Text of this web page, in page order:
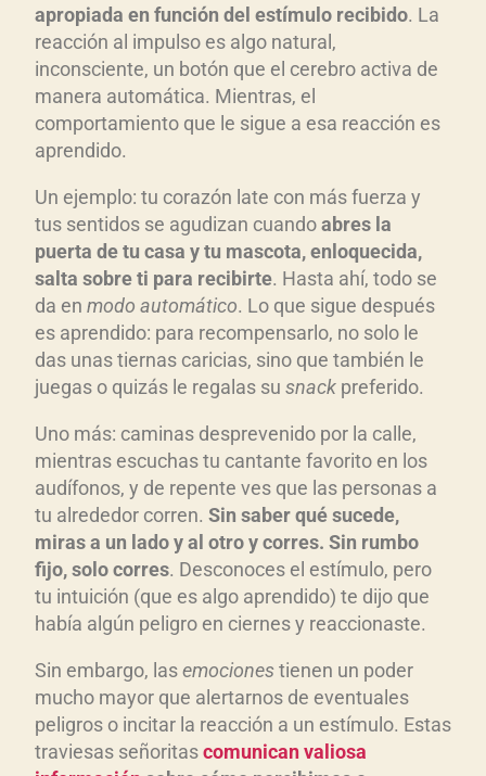
apropiada en función del estímulo recibido. La
reacción al impulso es algo natural,
inconsciente, un botón que el cerebro activa de
manera automática. Mientras, el
comportamiento que le sigue a esa reacción es
aprendido.
Un ejemplo: tu corazón late con más fuerza y
tus sentidos se agudizan cuandoabres la
puerta de tu casa y tu mascota, enloquecida,
salta sobre ti para recibirte. Hasta ahí, todo se
da en modo automático. Lo que sigue después
es aprendido: para recompensarlo, no solo le
das unas tiernas caricias, sino que también le
juegas o quizás le regalas su snack preferido.
Uno más: caminas desprevenido por la calle,
mientras escuchas tu cantante favorito en los
audífonos, y de repente ves que las personas a
tu alrededor corren. Sin saber qué sucede,
miras a un lado y al otro y corres. Sin rumbo
fijo, solo corres. Desconoces el estímulo, pero
tu intuición (que es algo aprendido) te dijo que
había algún peligro en ciernes y reaccionaste.
Sin embargo, lasemocionestienen un poder
mucho mayor que alertarnos de eventuales
peligros o incitar la reacción a un estímulo. Estas
traviesas señoritascomunican valiosa